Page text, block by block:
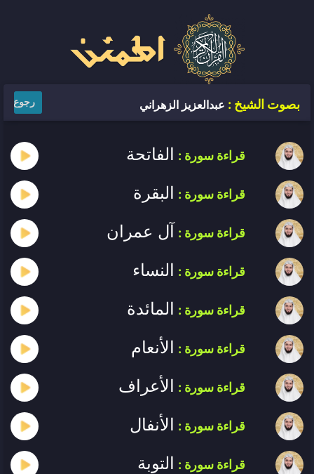
بصوت الشيخ : عبدالعزيز الزهراني رجوع
قراءة سورة : الفاتحة
قراءة سورة : البقرة
قراءة سورة : آل عمران
قراءة سورة : النساء
قراءة سورة : المائدة
قراءة سورة : الأنعام
قراءة سورة : الأعراف
قراءة سورة : الأنفال
قراءة سورة : التوبة